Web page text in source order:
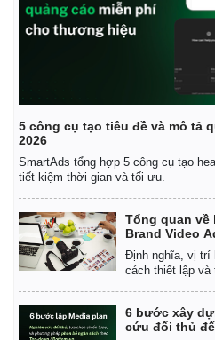
Kinh tế
Bất động sản
Khởi nghiệp
5 công cụ tạo tiêu đề và mô tả
2026
SmartAds tổng hợp 5 công cụ tạo
tiết kiệm thời gian và tối ưu.
Tổng quan về
Brand Video
Định nghĩa, vị trí
cách thiết lập và
6 bước xây
cứu đối thủ